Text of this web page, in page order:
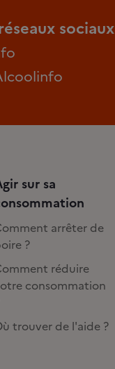
sociaux
sur sa
arrêter de
?
réduire
consommation
trouver de l'aide ?